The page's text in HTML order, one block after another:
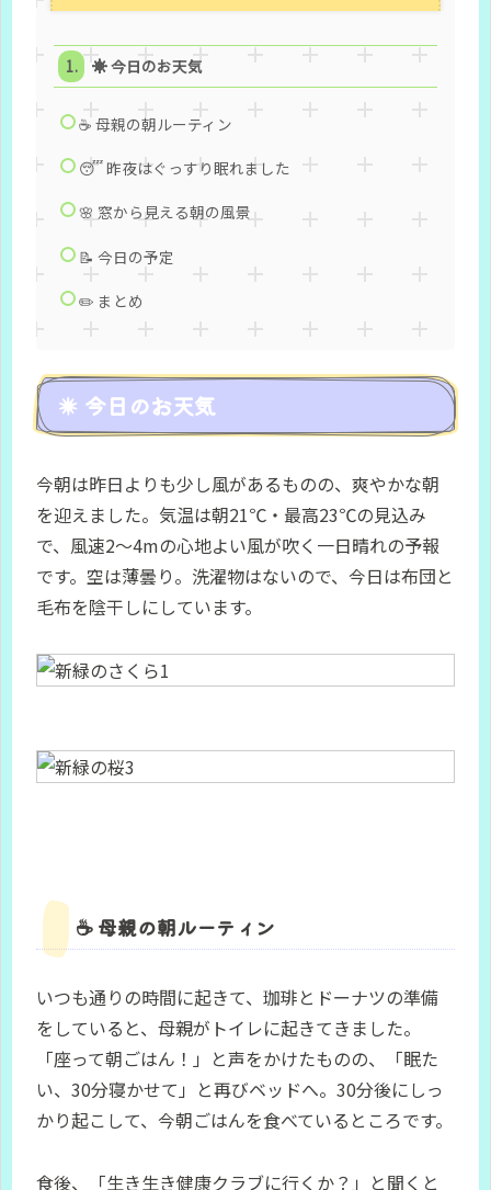
☀️ 今日のお天気
☕ 母親の朝ルーティン
😴 昨夜はぐっすり眠れました
🌸 窓から見える朝の風景
📝 今日の予定
✏️ まとめ
☀️ 今日のお天気
今朝は昨日よりも少し風があるものの、爽やかな朝
を迎えました。気温は朝21℃・最高23℃の見込み
で、風速2〜4mの心地よい風が吹く一日晴れの予報
です。空は薄曇り。洗濯物はないので、今日は布団と
毛布を陰干しにしています。
☕ 母親の朝ルーティン
いつも通りの時間に起きて、珈琲とドーナツの準備
をしていると、母親がトイレに起きてきました。
「座って朝ごはん！」と声をかけたものの、「眠た
い、30分寝かせて」と再びベッドへ。30分後にしっ
かり起こして、今朝ごはんを食べているところです。
食後、「生き生き健康クラブに行くか？」と聞くと